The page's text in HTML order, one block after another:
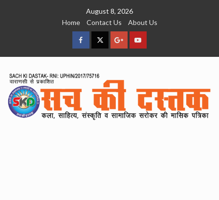
August 8, 2026
Home
Contact Us About Us
facebookTwitterGoogleYouTube